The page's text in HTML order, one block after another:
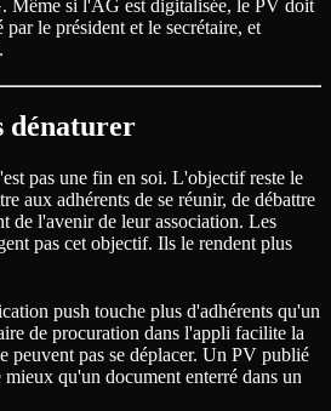
Même si l'AG est digitalisée, le PV doit
le président et le secrétaire, et
dénaturer
pas une fin en soi. L'objectif reste le
aux adhérents de se réunir, de débattre
de l'avenir de leur association. Les
pas cet objectif. Ils le rendent plus
push touche plus d'adhérents qu'un
de procuration dans l'appli facilite la
peuvent pas se déplacer. Un PV publié
qu'un document enterré dans un